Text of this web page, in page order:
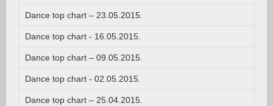
Dance top chart – 23.05.2015.
Dance top chart - 16.05.2015.
Dance top chart – 09.05.2015.
Dance top chart - 02.05.2015.
Dance top chart – 25.04.2015.